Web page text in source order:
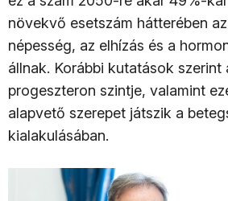
növekvő esetszám hátterében
népesség, az elhízás és a
állnak. Korábbi kutatások szerint
progeszteron szintje, valamint
alapvető szerepet játszik a
kialakulásában.